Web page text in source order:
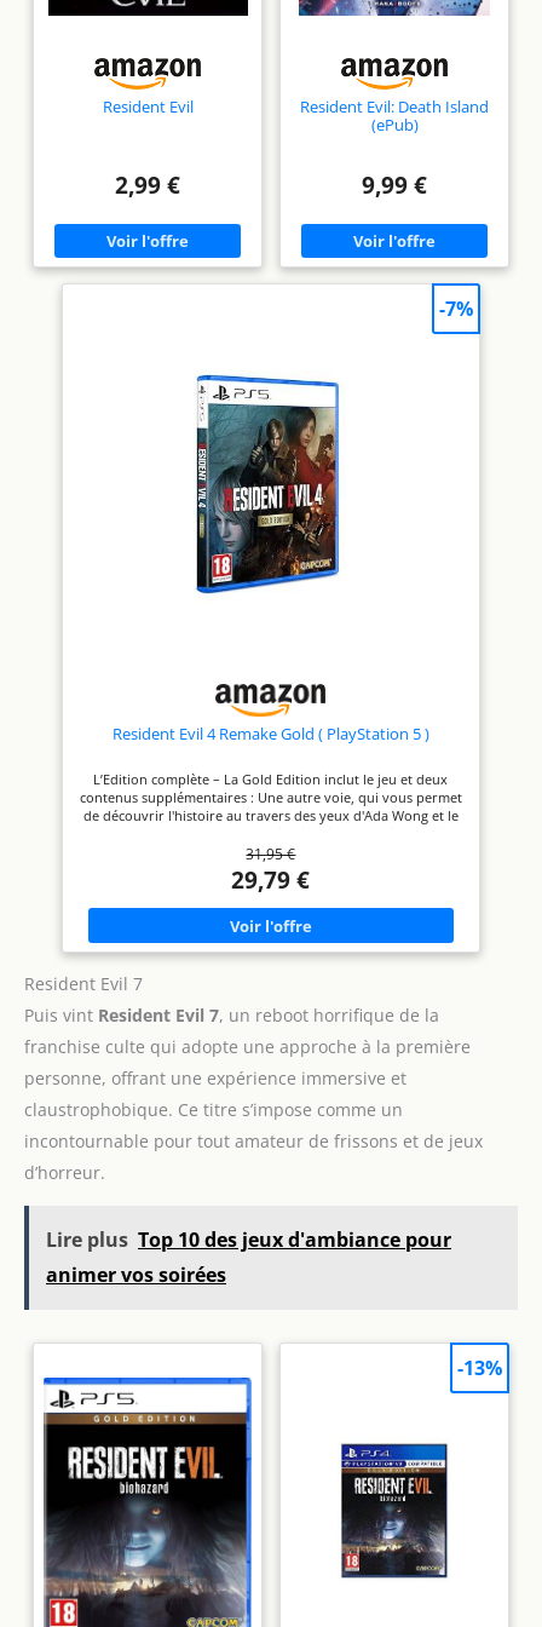
Resident Evil
2,99 €
Resident Evil: Death Island
(ePub)
9,99 €
Resident Evil 4 Remake Gold ( PlayStation 5 )
L’Edition complète – La Gold Edition inclut le jeu et deux
contenus supplémentaires : Une autre voie, qui vous permet
de découvrir l'histoire au travers des yeux d'Ada Wong et le
Remake préserve l'essence du jeu original, entièrement
recréé à l'aide du moteur de Capcom, le RE Engine,
proposant des graphismes réalistes et prolonge l'histoire
d'une manière impossible à réaliser à l'époque du lancement
initial Des hordes écrasantes - Affrontez des hordes
d'ennemis enragés qui menacent de submerger Leon avec
des méthodes d'attaque encore plus variées que dans la
31,95 €
29,79 €
-7%
Resident Evil 7
Puis vint Resident Evil 7, un reboot horrifique de la
franchise culte qui adopte une approche à la première
personne, offrant une expérience immersive et
claustrophobique. Ce titre s’impose comme un
incontournable pour tout amateur de frissons et de jeux
d’horreur.
Lire plus Top 10 des jeux d'ambiance pour
animer vos soirées
-13%